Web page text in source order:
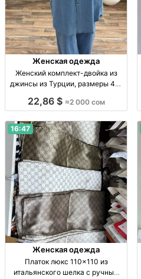
Женская одежда
Женский комплект-двойка из
джинсы из Турции, размеры 48–
качественной джинсы, Турция,
22,86 $ ≈2 000 сом
16:47
Женская одежда
Платок люкс 110×110 из
итальянского шелка с ручным